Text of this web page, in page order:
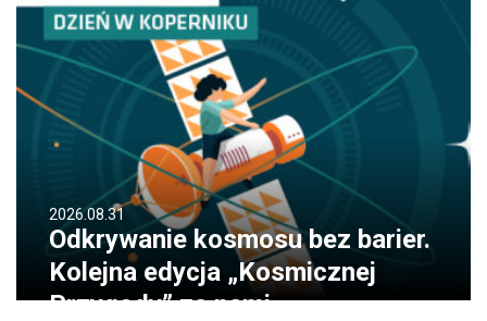
2026.08.31
Odkrywanie kosmosu bez barier.
Kolejna edycja „Kosmicznej
Przygody” za nami